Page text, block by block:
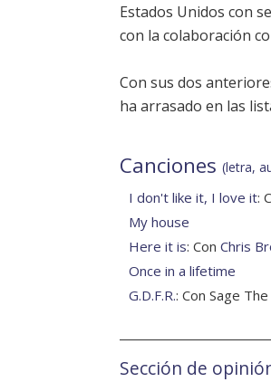
Estados Unidos con
con la colaboración
Con sus dos
ha arrasado en las
Canciones (letra,
I don't like it, I love it:
My house
Here it is: Con Chris
Once in a lifetime
G.D.F.R.: Con Sage
Sección de